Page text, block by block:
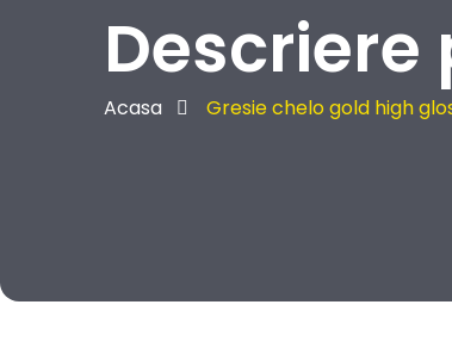
Descriere
Acasa Gresie chelo gold high